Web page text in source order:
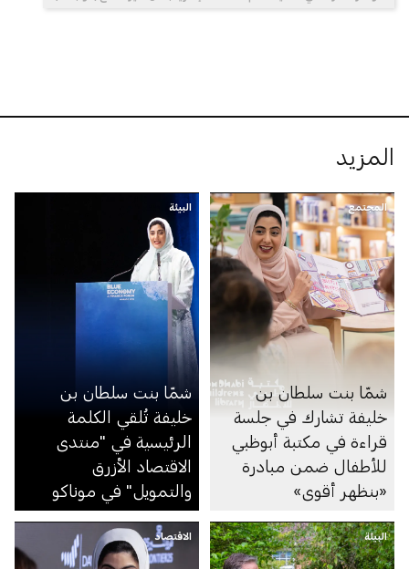
المزيد
المجتمع
شمّا بنت سلطان بن
خليفة تشارك في جلسة
قراءة في مكتبة أبوظبي
للأطفال ضمن مبادرة
«بنظهر أقوى»
البيئة
شمّا بنت سلطان بن
خليفة تُلقي الكلمة
الرئيسية في "منتدى
الاقتصاد الأزرق
والتمويل" في موناكو
البيئة الاقتصاد